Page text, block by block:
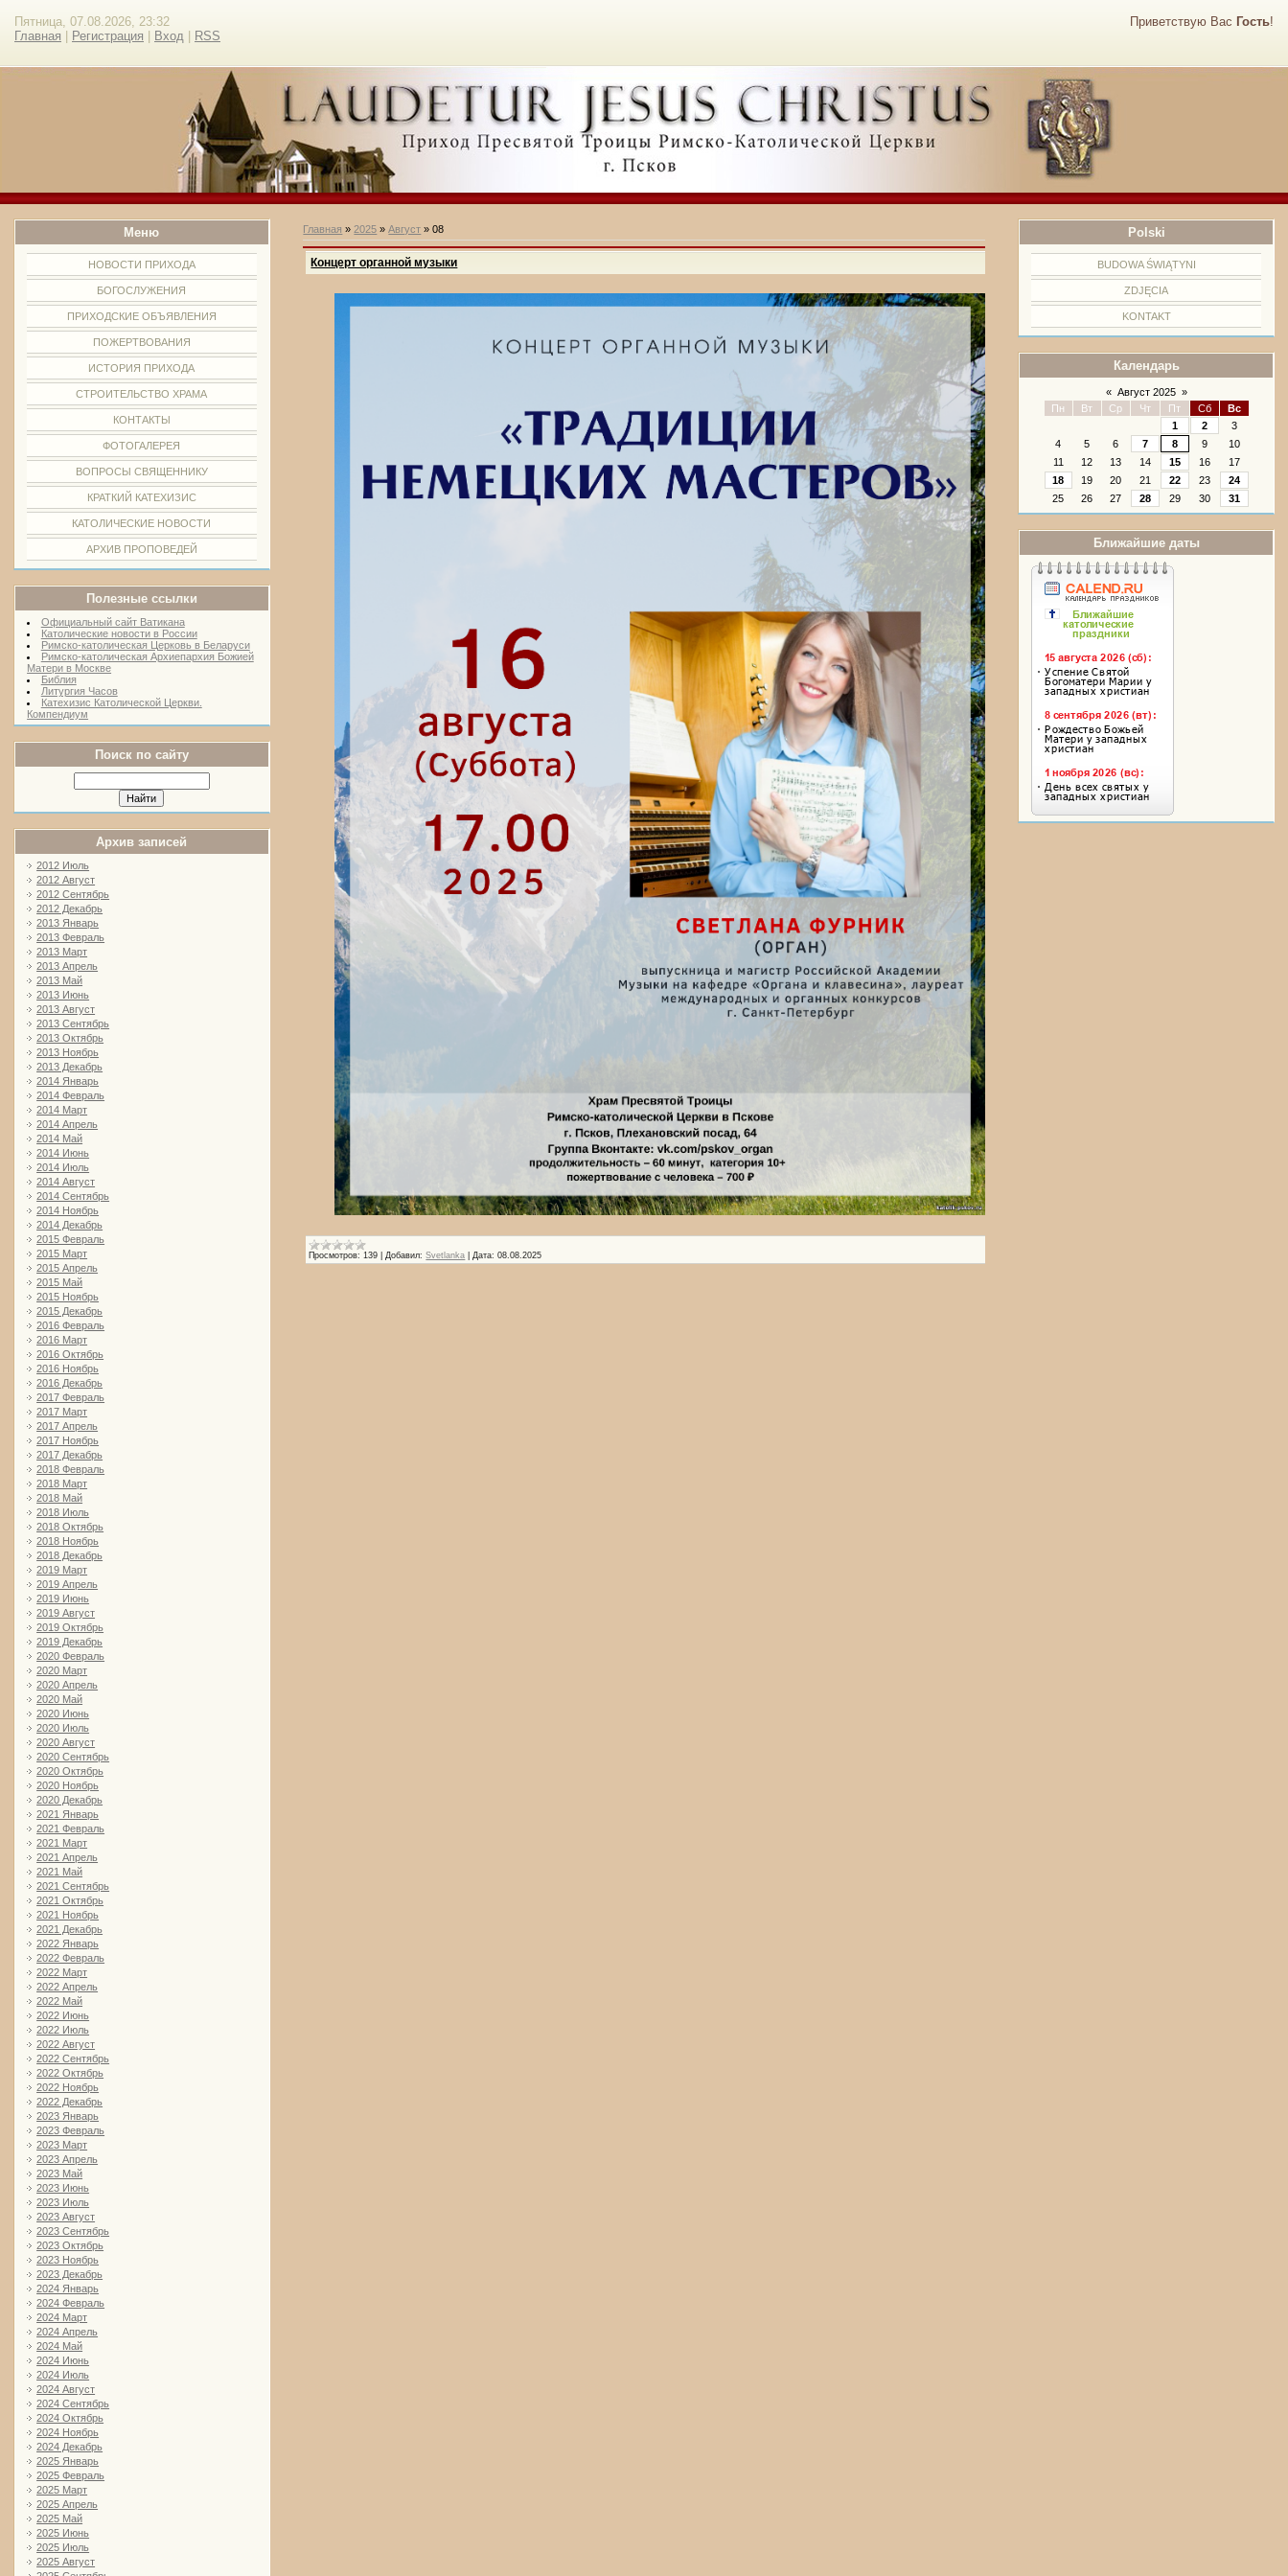
Приветствую Вас Гость!
Пятница, 07.08.2026, 23:32
Главная
Регистрация Вход RSS
Меню
НОВОСТИ ПРИХОДА
БОГОСЛУЖЕНИЯ
ПРИХОДСКИЕ ОБЪЯВЛЕНИЯ
ПОЖЕРТВОВАНИЯ
ИСТОРИЯ ПРИХОДА
СТРОИТЕЛЬСТВО ХРАМА
КОНТАКТЫ
ФОТОГАЛЕРЕЯ
ВОПРОСЫ СВЯЩЕННИКУ
КРАТКИЙ КАТЕХИЗИС
КАТОЛИЧЕСКИЕ НОВОСТИ
АРХИВ ПРОПОВЕДЕЙ
Полезные ссылки
Официальный сайт Ватикана
Католические новости в России
Римско-католическая Церковь в Беларуси
Римско-католическая Архиепархия Божией
Матери в Москве
Библия
Литургия Часов
Катехизис Католической Церкви.
Компендиум
Поиск по сайту
Архив записей
2012 Июль
2012 Август
2012 Сентябрь
2012 Декабрь
2013 Январь
2013 Февраль
2013 Март
2013 Апрель
2013 Май
2013 Июнь
2013 Август
2013 Сентябрь
2013 Октябрь
2013 Ноябрь
2013 Декабрь
2014 Январь
2014 Февраль
2014 Март
2014 Апрель
2014 Май
2014 Июнь
2014 Июль
2014 Август
2014 Сентябрь
2014 Ноябрь
2014 Декабрь
2015 Февраль
2015 Март
2015 Апрель
2015 Май
2015 Ноябрь
2015 Декабрь
2016 Февраль
2016 Март
2016 Октябрь
2016 Ноябрь
2016 Декабрь
2017 Февраль
2017 Март
2017 Апрель
2017 Ноябрь
2017 Декабрь
2018 Февраль
2018 Март
2018 Май
2018 Июль
2018 Октябрь
2018 Ноябрь
2018 Декабрь
2019 Март
2019 Апрель
2019 Июнь
2019 Август
2019 Октябрь
2019 Декабрь
2020 Февраль
2020 Март
2020 Апрель
2020 Май
2020 Июнь
2020 Июль
2020 Август
2020 Сентябрь
2020 Октябрь
2020 Ноябрь
2020 Декабрь
2021 Январь
2021 Февраль
2021 Март
2021 Апрель
2021 Май
2021 Сентябрь
2021 Октябрь
2021 Ноябрь
2021 Декабрь
2022 Январь
2022 Февраль
2022 Март
2022 Апрель
2022 Май
2022 Июнь
2022 Июль
2022 Август
2022 Сентябрь
2022 Октябрь
2022 Ноябрь
2022 Декабрь
2023 Январь
2023 Февраль
2023 Март
2023 Апрель
2023 Май
2023 Июнь
2023 Июль
2023 Август
2023 Сентябрь
2023 Октябрь
2023 Ноябрь
2023 Декабрь
2024 Январь
2024 Февраль
2024 Март
2024 Апрель
2024 Май
2024 Июнь
2024 Июль
2024 Август
2024 Сентябрь
2024 Октябрь
2024 Ноябрь
2024 Декабрь
2025 Январь
2025 Февраль
2025 Март
2025 Апрель
2025 Май
2025 Июнь
2025 Июль
2025 Август
Polski
BUDOWA ŚWIĄTYNI
ZDJĘCIA
KONTAKT
Календарь
« Август 2025 »
Пн
Вт Ср Чт Пт Сб
Вс
1
2
3
4
5 6 7 8 9
10
11
12 13 14 15 16
17
18
19 20 21 22 23
24
25
26 27 28 29 30 31
Ближайшие даты
Главная » 2025 » Август » 08
Концерт органной музыки
Просмотров: 139 Добавил: Svetlanka Дата: 08.08.2025